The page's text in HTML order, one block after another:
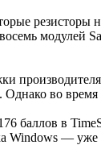
во
баллов в
Windows —